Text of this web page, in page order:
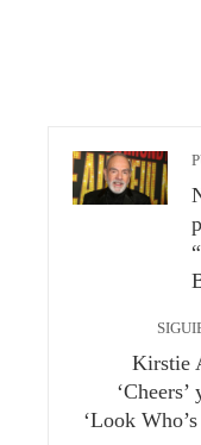
Kirstie
‘Look